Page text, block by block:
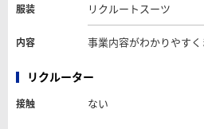
服装 リクルートスーツ
内容 事業内容がわかりやす
リクルーター
接触 ない